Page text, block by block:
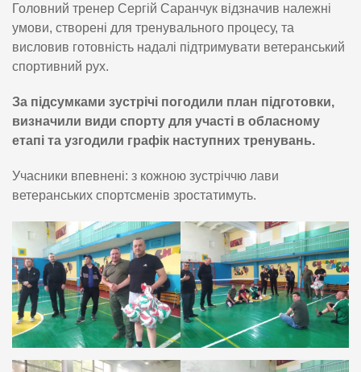
Головний тренер Сергій Саранчук відзначив належні
умови, створені для тренувального процесу, та
висловив готовність надалі підтримувати ветеранський
спортивний рух.
За підсумками зустрічі погодили план підготовки,
визначили види спорту для участі в обласному
етапі та узгодили графік наступних тренувань.
Учасники впевнені: з кожною зустріччю лави
ветеранських спортсменів зростатимуть.